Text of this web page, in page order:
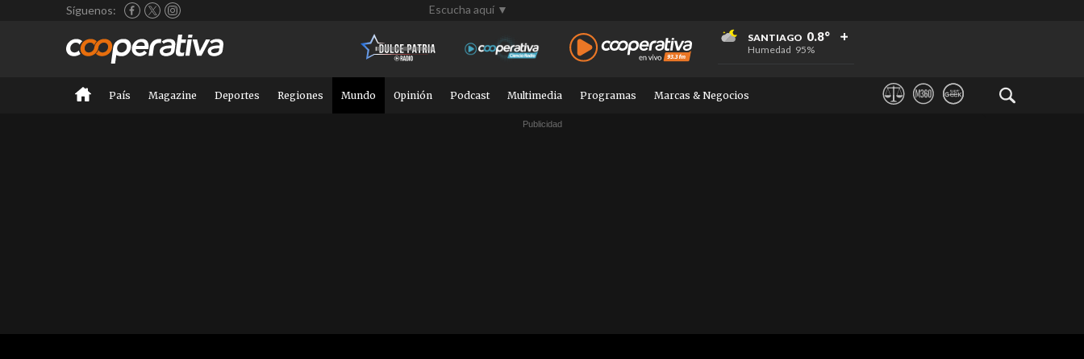
Síguenos: Escucha aquí ▼
SANTIAGO 0.8°
Humedad 95%
+
+
+
País Magazine Deportes Regiones Mundo Opinión Podcast Multimedia Programas Marcas & Negocios